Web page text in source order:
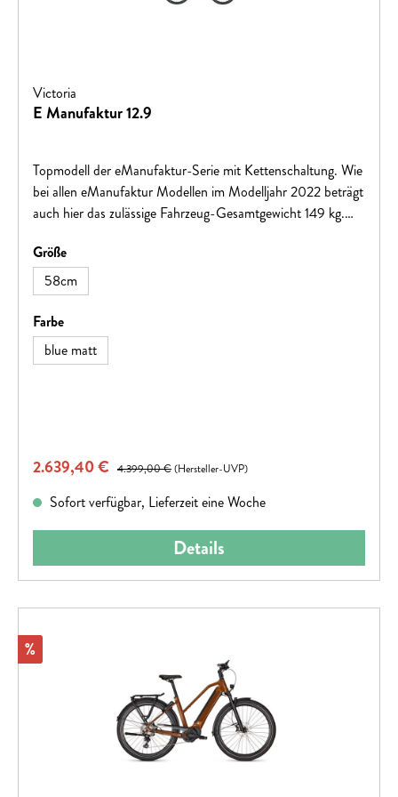
Victoria
E Manufaktur 12.9
Topmodell der eManufaktur-Serie mit Kettenschaltung. Wie
bei allen eManufaktur Modellen im Modelljahr 2022 beträgt
auch hier das zulässige Fahrzeug-Gesamtgewicht 149 kg.
sorgen für drehmoment- und reichweitenstarke
Unterstützung. Das BOSCH Kiox Display sorgt künftig für
die Navigation auf unbekannten Strecken.
Größeauswählen
58cm
Farbeauswählen
blue matt
Verkaufspreis:
2.639,40 € Regulärer Preis:
4.399,00 €(Hersteller-UVP)
Sofort verfügbar, Lieferzeit eine Woche
Details
Rabatt
%